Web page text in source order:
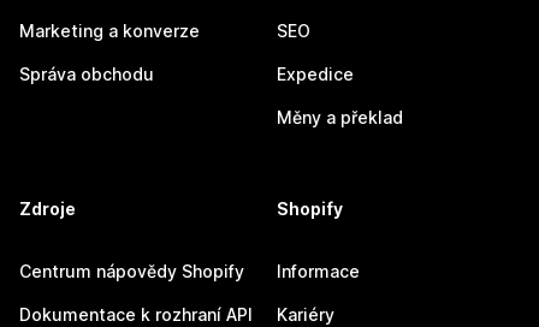
Marketing a konverze
Správa obchodu
SEO
Expedice
Měny a překlad
Zdroje
Centrum nápovědy Shopify
Dokumentace k rozhraní API
Shopify
Informace
Kariéry